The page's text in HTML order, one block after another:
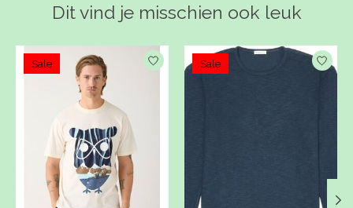
Dit vind je misschien ook leuk
Items van productcarrousel
Sale Sale